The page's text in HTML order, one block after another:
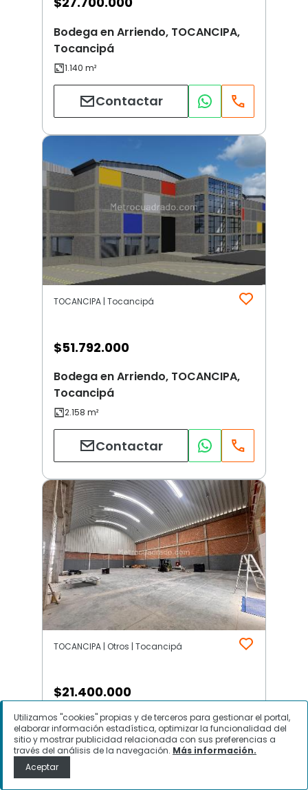
Bodega en Arriendo, TOCANCIPA,
Tocancipá
Contactar
TOCANCIPA | Tocancipá
$51.792.000
Bodega en Arriendo, TOCANCIPA,
Tocancipá
Contactar
TOCANCIPA | Otros | Tocancipá
$21.400.000
Bodega en Arriendo, TOCANCIPA,
Tocancipá
Utilizamos "cookies" propias y de terceros para gestionar el portal,
elaborar información estadística, optimizar la funcionalidad del
sitio y mostrar publicidad relacionada con sus preferencias a
través del análisis de la navegación. Más información.
Aceptar